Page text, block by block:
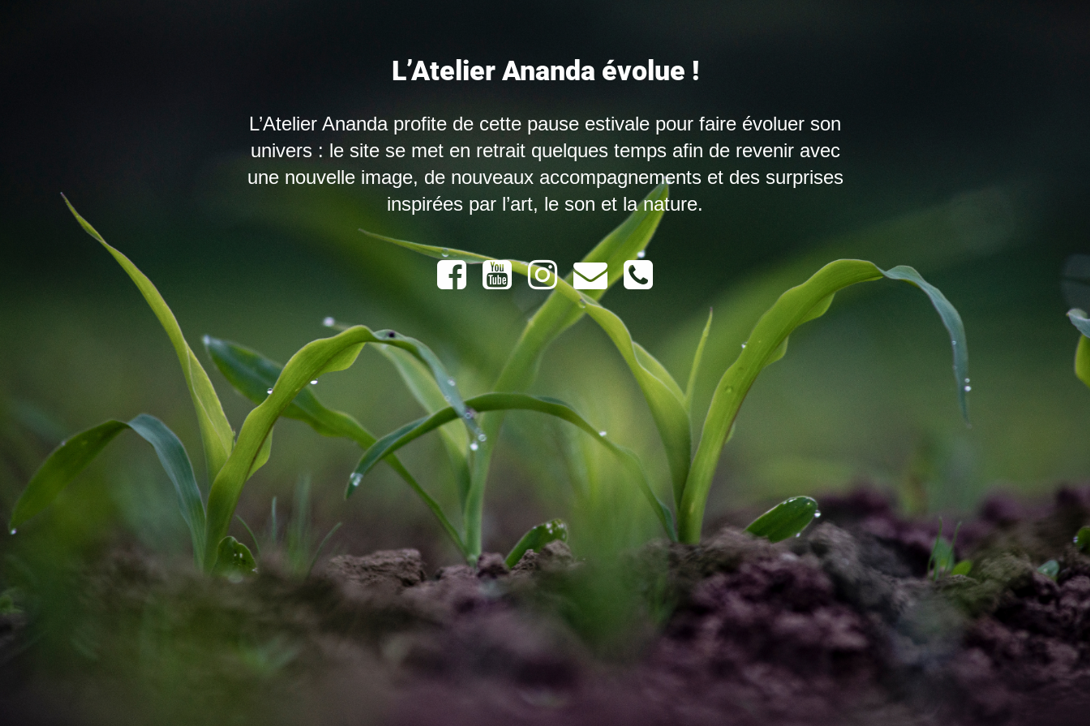
L’Atelier Ananda évolue !
L’Atelier Ananda profite de cette pause estivale pour faire évoluer son
univers : le site se met en retrait quelques temps afin de revenir avec
une nouvelle image, de nouveaux accompagnements et des surprises
inspirées par l’art, le son et la nature.